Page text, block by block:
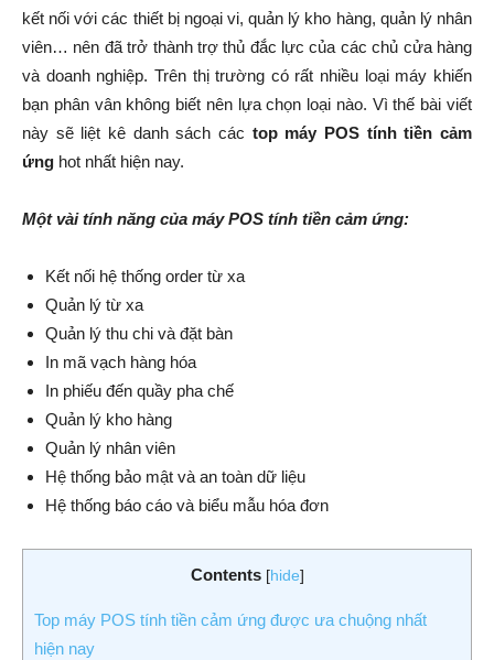
kết nối với các thiết bị ngoại vi, quản lý kho hàng, quản lý nhân
viên… nên đã trở thành trợ thủ đắc lực của các chủ cửa hàng
và doanh nghiệp. Trên thị trường có rất nhiều loại máy khiến
bạn phân vân không biết nên lựa chọn loại nào. Vì thế bài viết
này sẽ liệt kê danh sách các top máy POS tính tiền cảm
ứng hot nhất hiện nay.
Một vài tính năng của máy POS tính tiền cảm ứng:
Kết nối hệ thống order từ xa
Quản lý từ xa
Quản lý thu chi và đặt bàn
In mã vạch hàng hóa
In phiếu đến quầy pha chế
Quản lý kho hàng
Quản lý nhân viên
Hệ thống bảo mật và an toàn dữ liệu
Hệ thống báo cáo và biểu mẫu hóa đơn
Contents [hide]
Top máy POS tính tiền cảm ứng được ưa chuộng nhất
hiện nay